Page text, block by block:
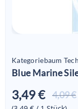
Kategoriebaum
Blue Marine
4,09 €
3,49 €